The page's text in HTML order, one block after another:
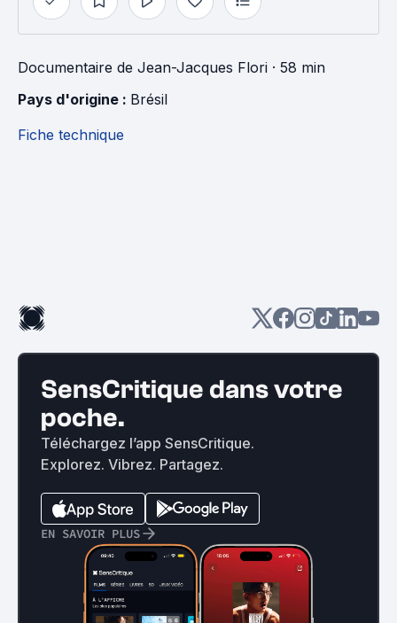
Documentaire de Jean-Jacques Flori · 58 min
Pays d'origine : Brésil
Fiche technique
SensCritique dans votre
poche.
Téléchargez l’app SensCritique.
Explorez. Vibrez. Partagez.
EN SAVOIR PLUS